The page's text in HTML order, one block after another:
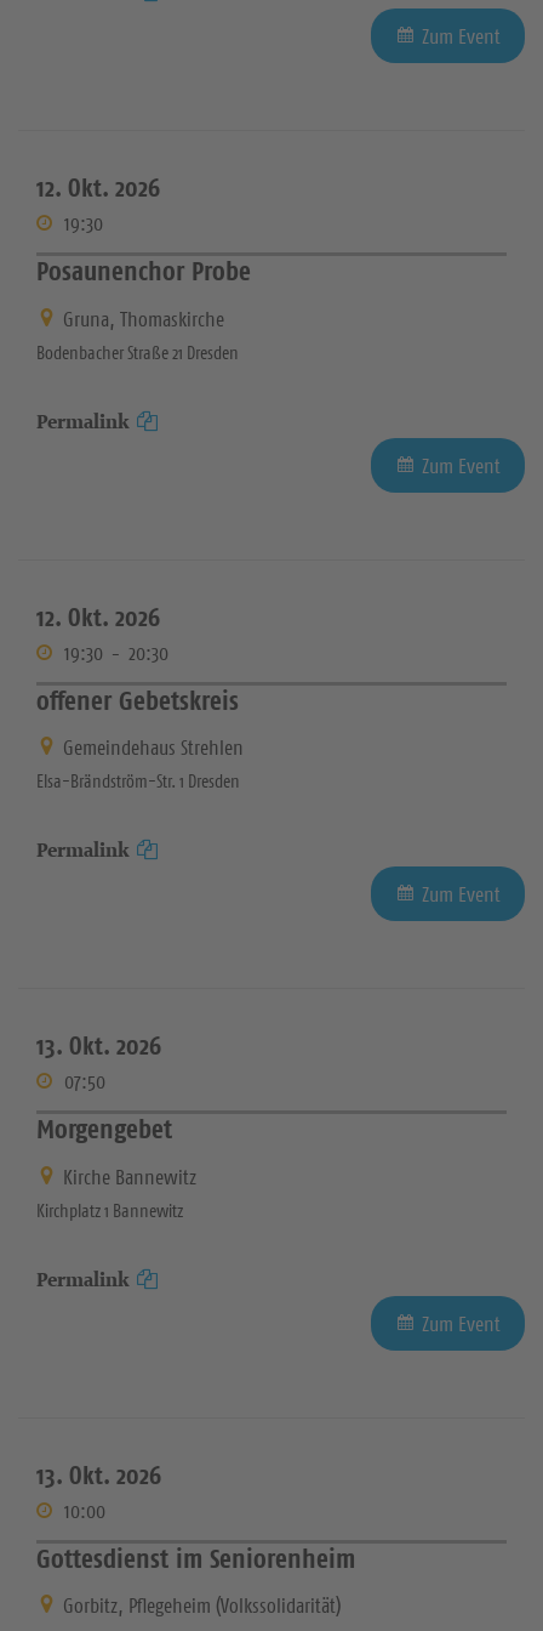
Zum Event
12. Okt. 2026
19:30
Posaunenchor Probe
Gruna, Thomaskirche
Bodenbacher Straße 21 Dresden
Permalink
Zum Event
12. Okt. 2026
19:30 - 20:30
offener Gebetskreis
Gemeindehaus Strehlen
Elsa-Brändström-Str. 1 Dresden
Permalink
Zum Event
13. Okt. 2026
07:50
Morgengebet
Kirche Bannewitz
Kirchplatz 1 Bannewitz
Permalink
Zum Event
13. Okt. 2026
10:00
Gottesdienst im Seniorenheim
Gorbitz, Pflegeheim (Volkssolidarität)